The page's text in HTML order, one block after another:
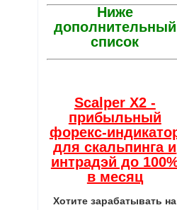
Ниже
дополнительный
список
Scalper X2 -
прибыльный
форекс-
для скальпинга и
интрадэй до
в месяц
Хотите зарабатывать на